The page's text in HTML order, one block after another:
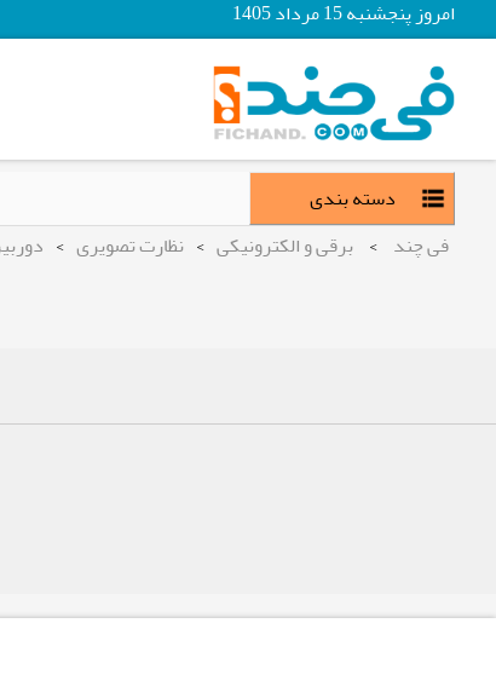
امروز پنجشنبه 15 مرداد 1405
دسته بندی
فی چند > برقی و الکترونیکی > نظارت تصویری >